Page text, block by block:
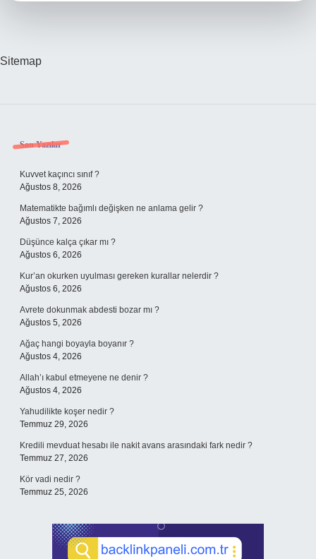
Sitemap
Sidebar
Son Yazılar
Kuvvet kaçıncı sınıf ?
Ağustos 8, 2026
Matematikte bağımlı değişken ne anlama gelir ?
Ağustos 7, 2026
Düşünce kalça çıkar mı ?
Ağustos 6, 2026
Kur’an okurken uyulması gereken kurallar nelerdir ?
Ağustos 6, 2026
Avrete dokunmak abdesti bozar mı ?
Ağustos 5, 2026
Ağaç hangi boyayla boyanır ?
Ağustos 4, 2026
Allah’ı kabul etmeyene ne denir ?
Ağustos 4, 2026
Yahudilikte koşer nedir ?
Temmuz 29, 2026
Kredili mevduat hesabı ile nakit avans arasındaki fark nedir ?
Temmuz 27, 2026
Kör vadi nedir ?
Temmuz 25, 2026